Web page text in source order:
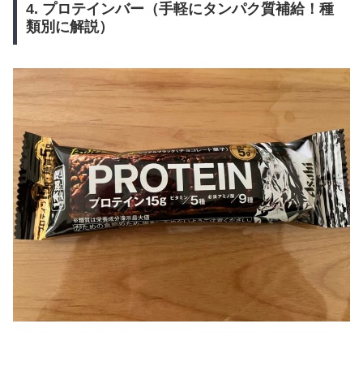
4. プロテインバー（手軽にタンパク質補給！種
類別に解説）